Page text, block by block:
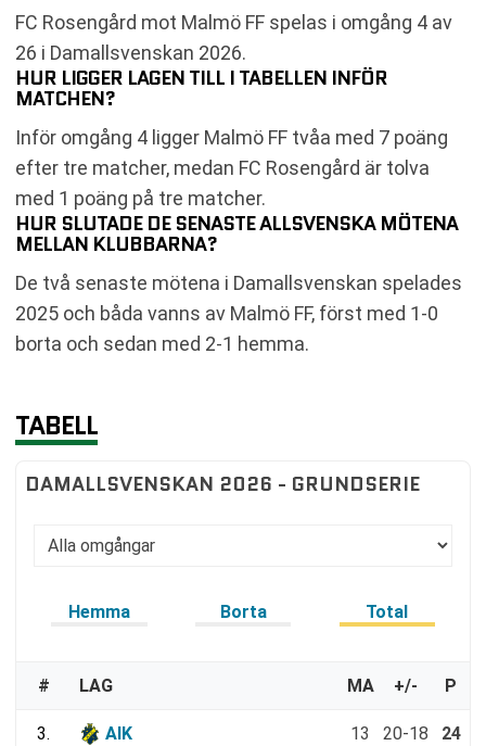
FC Rosengård mot Malmö FF spelas i omgång 4 av
26 i Damallsvenskan 2026.
HUR LIGGER LAGEN TILL I TABELLEN INFÖR
MATCHEN?
Inför omgång 4 ligger Malmö FF tvåa med 7 poäng
efter tre matcher, medan FC Rosengård är tolva
med 1 poäng på tre matcher.
HUR SLUTADE DE SENASTE ALLSVENSKA MÖTENA
MELLAN KLUBBARNA?
De två senaste mötena i Damallsvenskan spelades
2025 och båda vanns av Malmö FF, först med 1-0
borta och sedan med 2-1 hemma.
TABELL
DAMALLSVENSKAN 2026 - GRUNDSERIE
Hemma Borta Total
# LAG MA +/- P
3. AIK 13 20-18 24